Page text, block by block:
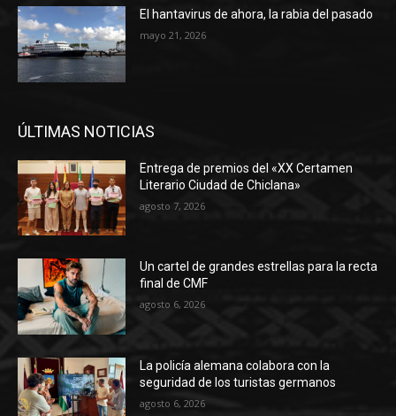
El hantavirus de ahora, la rabia del pasado
mayo 21, 2026
ÚLTIMAS NOTICIAS
Entrega de premios del «XX Certamen
Literario Ciudad de Chiclana»
agosto 7, 2026
Un cartel de grandes estrellas para la recta
final de CMF
agosto 6, 2026
La policía alemana colabora con la
seguridad de los turistas germanos
agosto 6, 2026